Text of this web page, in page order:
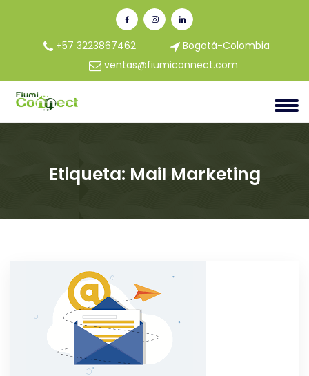
+57 3223867462
Bogotá-Colombia
ventas@fiumiconnect.com
Etiqueta: Mail Marketing